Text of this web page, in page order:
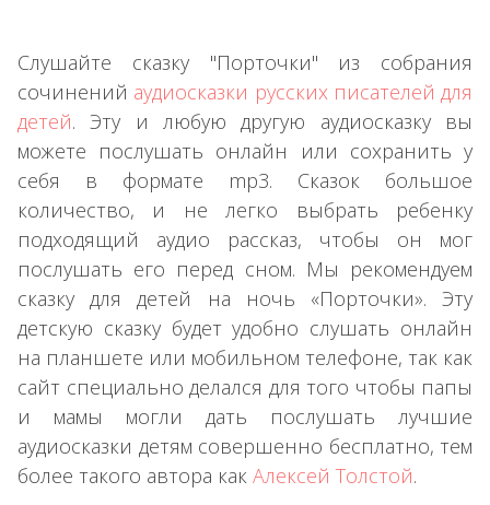
Слушайте сказку "Порточки" из собрания
сочинений аудиосказки русских писателей для
детей. Эту и любую другую аудиосказку вы
можете послушать онлайн или сохранить у
себя в формате mp3. Сказок большое
количество, и не легко выбрать ребенку
подходящий аудио рассказ, чтобы он мог
послушать его перед сном. Мы рекомендуем
сказку для детей на ночь «Порточки». Эту
детскую сказку будет удобно слушать онлайн
на планшете или мобильном телефоне, так как
сайт специально делался для того чтобы папы
и мамы могли дать послушать лучшие
аудиосказки детям совершенно бесплатно, тем
более такого автора как Алексей Толстой.